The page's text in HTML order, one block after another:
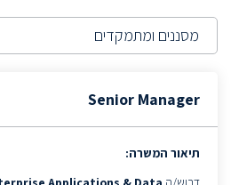
מסננים ומתמקדים
Senior Manager
תיאור המשרה: